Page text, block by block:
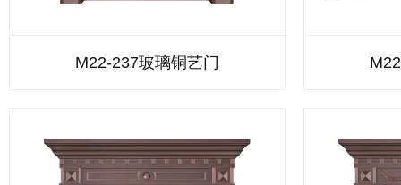
M22-237玻璃铜艺门